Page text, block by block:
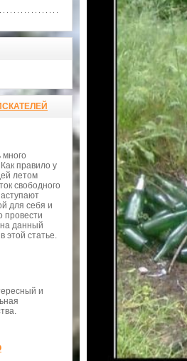
правило у
летом
свободного
для себя и
провести
данный
этой статье.
и